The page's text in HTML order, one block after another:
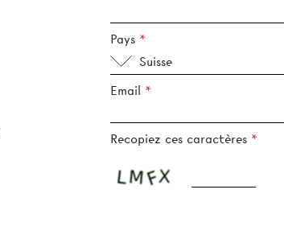
Pays
Suisse
Email
Recopiez ces caractères